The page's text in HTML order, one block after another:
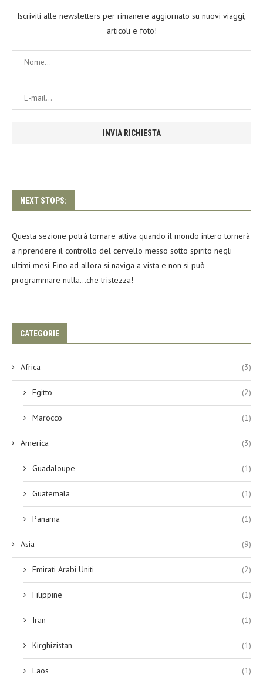
Iscriviti alle newsletters per rimanere aggiornato su nuovi viaggi,
articoli e foto!
NEXT STOPS:
Questa sezione potrà tornare attiva quando il mondo intero tornerà
a riprendere il controllo del cervello messo sotto spirito negli
ultimi mesi. Fino ad allora si naviga a vista e non si può
programmare nulla…che tristezza!
CATEGORIE
Africa (3)
Egitto (2)
Marocco (1)
America (3)
Guadaloupe (1)
Guatemala (1)
Panama (1)
Asia (9)
Emirati Arabi Uniti (2)
Filippine (1)
Iran (1)
Kirghizistan (1)
Laos (1)